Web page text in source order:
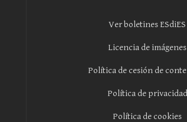
Ver boletines ESdiES
Licencia de imágenes
Política de cesión de
Política de privacidad
Política de cookies